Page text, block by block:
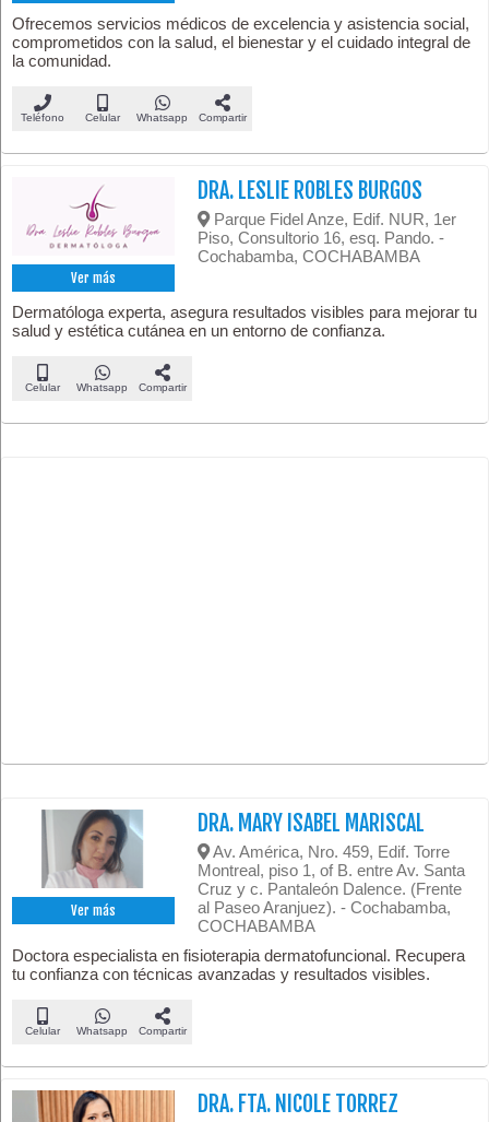
Ofrecemos servicios médicos de excelencia y asistencia social,
comprometidos con la salud, el bienestar y el cuidado integral de
la comunidad.
Teléfono Celular Whatsapp Compartir
Ver más
DRA. LESLIE ROBLES BURGOS
Parque Fidel Anze, Edif. NUR, 1er
Piso, Consultorio 16, esq. Pando. -
Cochabamba, COCHABAMBA
Dermatóloga experta, asegura resultados visibles para mejorar tu
salud y estética cutánea en un entorno de confianza.
Celular Whatsapp Compartir
Ver más
DRA. MARY ISABEL MARISCAL
Av. América, Nro. 459, Edif. Torre
Montreal, piso 1, of B. entre Av. Santa
Cruz y c. Pantaleón Dalence. (Frente
al Paseo Aranjuez). - Cochabamba,
COCHABAMBA
Doctora especialista en fisioterapia dermatofuncional. Recupera
tu confianza con técnicas avanzadas y resultados visibles.
Celular Whatsapp Compartir
DRA. FTA. NICOLE TORREZ